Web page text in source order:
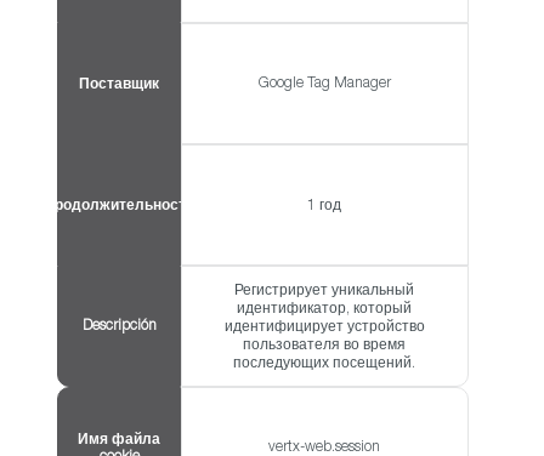
Поставщик
Продолжительность
Descripción
Google Tag Manager
1 год
Регистрирует уникальный
идентификатор, который
идентифицирует устройство
пользователя во время
последующих посещений.
Имя файла
vertx-web.session